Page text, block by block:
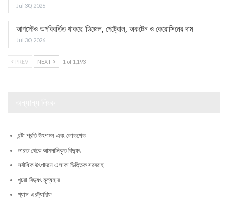
Jul 30, 2026
আগস্টেও অপরিবর্তিত থাকছে ডিজেল, পেট্রোল, অকটেন ও কেরোসিনের দাম
Jul 30, 2026
PREV NEXT 1 of 1,193
ঘন্টা প্রতি উৎপাদন এবং লোডশেড
ভারত থেকে আমদানিকৃত বিদ্যুৎ
সর্বাধিক উৎপাদনে এলাকা ভিত্তিক সরবরাহ
খুচরা বিদ্যুৎ মূল্যহার
গ্যাস এরট্যারিফ